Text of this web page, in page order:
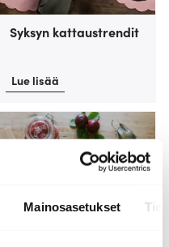
Mainosasetukset
Syksyn kattaustrendit
Lue lisää